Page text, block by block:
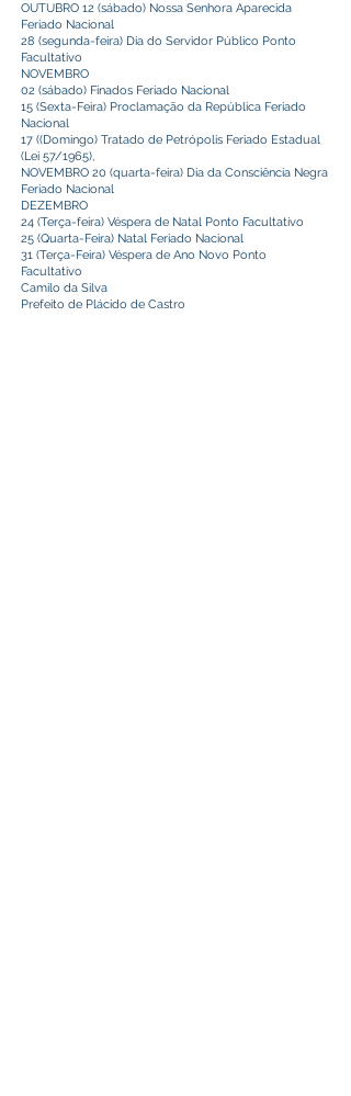
OUTUBRO 12 (sábado) Nossa Senhora Aparecida
Feriado Nacional
28 (segunda-feira) Dia do Servidor Público Ponto
Facultativo
NOVEMBRO
02 (sábado) Finados Feriado Nacional
15 (Sexta-Feira) Proclamação da República Feriado
Nacional
17 ((Domingo) Tratado de Petrópolis Feriado Estadual
(Lei 57/1965),
NOVEMBRO 20 (quarta-feira) Dia da Consciência Negra
Feriado Nacional
DEZEMBRO
24 (Terça-feira) Véspera de Natal Ponto Facultativo
25 (Quarta-Feira) Natal Feriado Nacional
31 (Terça-Feira) Véspera de Ano Novo Ponto
Facultativo
Camilo da Silva
Prefeito de Plácido de Castro